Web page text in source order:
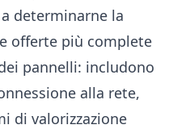
determinarne la
offerte più complete
pannelli: includono
alla rete,
di valorizzazione